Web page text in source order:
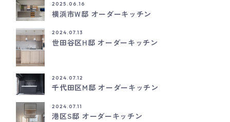
2025.06.16
横浜市W邸 オーダーキッチン
2024.07.13
世田谷区H邸 オーダーキッチン
2024.07.12
千代田区M邸 オーダーキッチン
2024.07.11
港区S邸 オーダーキッチン